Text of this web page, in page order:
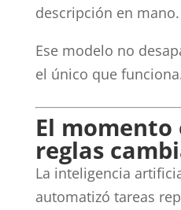
descripción en mano.
Ese modelo no
el único que
El momento
reglas
La inteligencia
automatizó tareas